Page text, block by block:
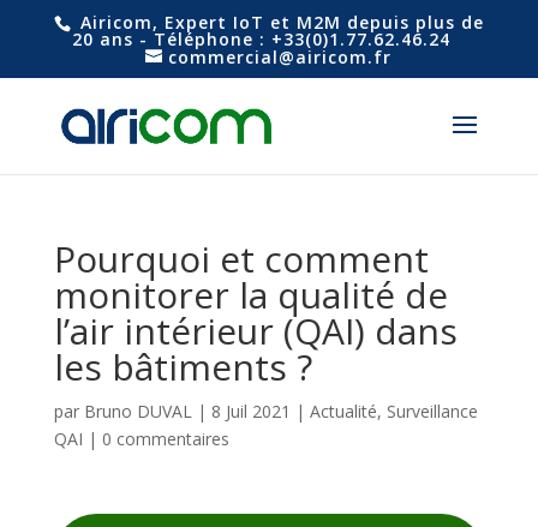
Airicom, Expert IoT et M2M depuis plus de
20 ans - Téléphone : +33(0)1.77.62.46.24
commercial@airicom.fr
Pourquoi et comment
monitorer la qualité de
l’air intérieur (QAI) dans
les bâtiments ?
par Bruno DUVAL| 8 Juil 2021 | Actualité, Surveillance
QAI | 0 commentaires